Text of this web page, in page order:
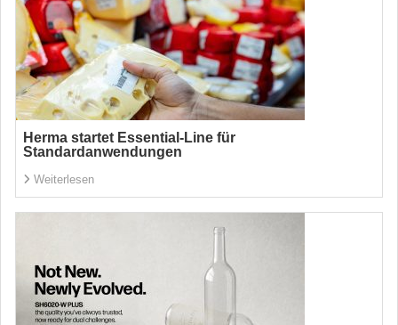
Herma startet Essential-Line für
Standardanwendungen
Weiterlesen